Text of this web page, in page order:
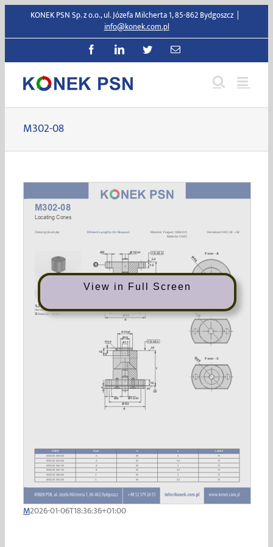
zawartości
KONEK PSN Sp. z o.o., ul. Józefa Milcherta 1, 85-862 Bydgoszcz |
info@konek.com.pl
FacebookLinkedInTwitterE-
M302-08
View in Full Screen
M2026-01-06T18:36:36+01:00